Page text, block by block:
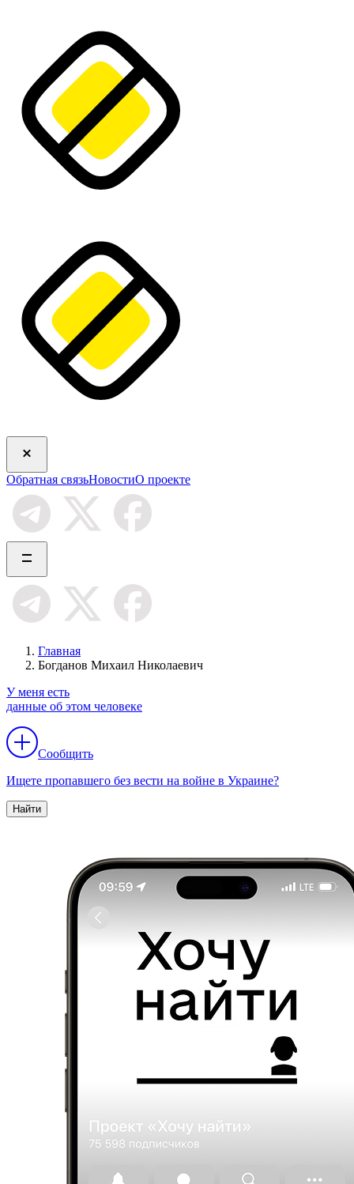
Обратная связьНовостиО проекте
Главная
Богданов Михаил Николаевич
У меня есть
данные об этом человеке
Сообщить
Ищете пропавшего без вести на войне в Украине?
Найти